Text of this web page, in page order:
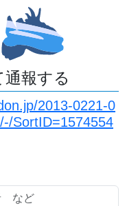
報する
2013-0221-0
SortID=1574554